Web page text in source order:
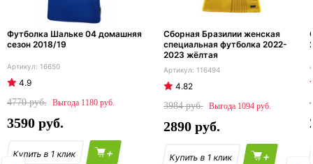
Футболка Шальке 04 домашняя
сезон 2018/19
16650
4.9
4770
1180
3590
+
Сборная Бразилии женская
специальная футболка 2022-
2023 жёлтая
116494
4.82
3984
1094
2890
+